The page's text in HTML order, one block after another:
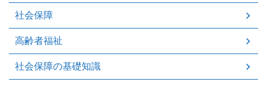
社会保障
高齢者福祉
社会保障の基礎知識